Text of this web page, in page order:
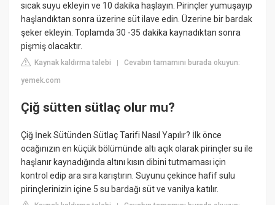
sıcak suyu ekleyin ve 10 dakika haşlayın. Pirinçler yumuşayıp
haşlandıktan sonra üzerine süt ilave edin. Üzerine bir bardak
şeker ekleyin. Toplamda 30 -35 dakika kaynadıktan sonra
pişmiş olacaktır.
Kaynak kaldırma talebi |Cevabın tamamını burada okuyun:
yemek.com
Çiğ sütten sütlaç olur mu?
Çiğ İnek Sütünden Sütlaç Tarifi Nasıl Yapılır? İlk önce
ocağınızın en küçük bölümünde altı açık olarak pirinçler su ile
haşlanır kaynadığında altını kısın dibini tutmaması için
kontrol edip ara sıra karıştırın. Suyunu çekince hafif sulu
pirinçlerinizin içine 5 su bardağı süt ve vanilya katılır.